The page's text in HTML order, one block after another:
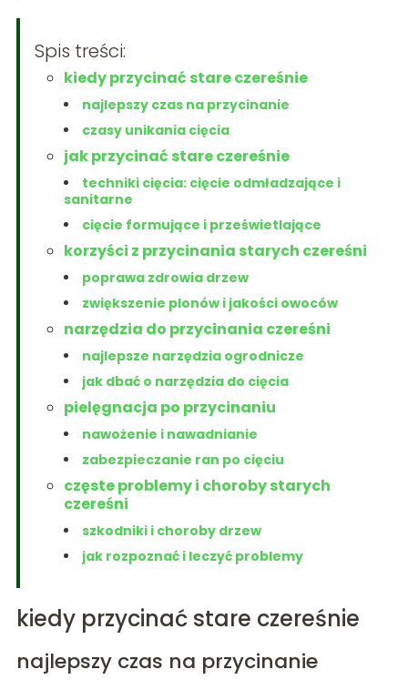
Spis treści:
kiedy przycinać stare czereśnie
najlepszy czas na przycinanie
czasy unikania cięcia
jak przycinać stare czereśnie
techniki cięcia: cięcie odmładzające i
sanitarne
cięcie formujące i prześwietlające
korzyści z przycinania starych czereśni
poprawa zdrowia drzew
zwiększenie plonów i jakości owoców
narzędzia do przycinania czereśni
najlepsze narzędzia ogrodnicze
jak dbać o narzędzia do cięcia
pielęgnacja po przycinaniu
nawożenie i nawadnianie
zabezpieczanie ran po cięciu
częste problemy i choroby starych
czereśni
szkodniki i choroby drzew
jak rozpoznać i leczyć problemy
kiedy przycinać stare czereśnie
najlepszy czas na przycinanie